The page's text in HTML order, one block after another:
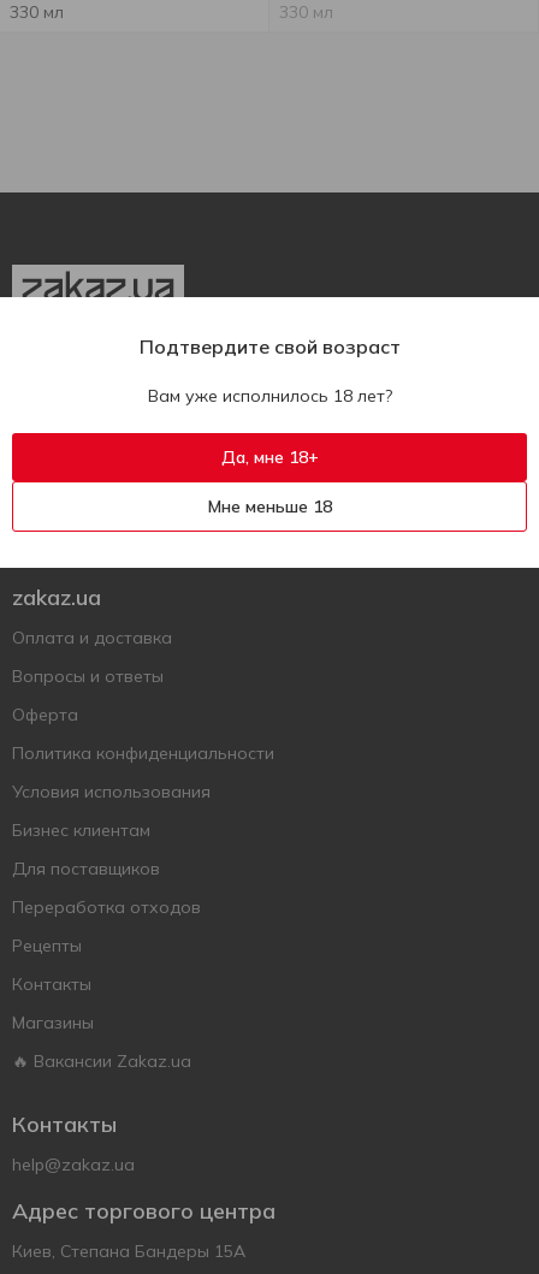
330 мл
330 мл
Eng
Поддержать ВСУ
zakaz.ua
Оплата и доставка
Вопросы и ответы
Оферта
Политика конфиденциальности
Условия использования
Бизнес клиентам
Для поставщиков
Переработка отходов
Рецепты
Контакты
Магазины
🔥 Вакансии Zakaz.ua
Контакты
help@zakaz.ua
Адрес торгового центра
Киев, Степана Бандеры 15А
Подтвердите свой возраст
Вам уже исполнилось 18 лет?
Да, мне 18+
Мне меньше 18